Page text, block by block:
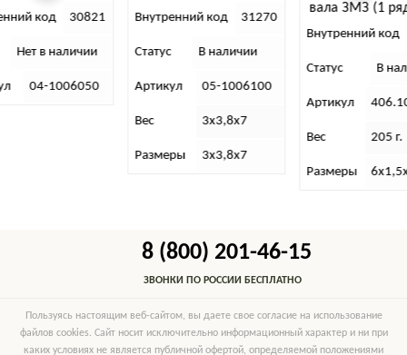
код 30821
Нет в наличии
04-1006050
богатырь)
Внутренний код 31270
Статус В наличии
Артикул 05-1006100
Вес 3х3,8х7
Размеры 3х3,8х7
вала ЗМЗ (1
Внутренний код
Статус В
Артикул
Вес 205 г.
Размеры
8 (800) 201-46-15
ЗВОНКИ ПО РОССИИ БЕСПЛАТНО
Пользуясь настоящим веб-сайтом, вы даете свое согласие на использование
файлов cookies. Сайт носит исключительно информационный характер и ни при
каких условиях не является публичной офертой, определяемой положениями